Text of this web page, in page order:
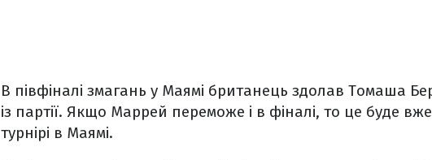
В півфіналі змагань у Маямі британець здолав Томаша
із партії. Якщо Маррей переможе і в фіналі, то це буде
турнірі в Маямі.